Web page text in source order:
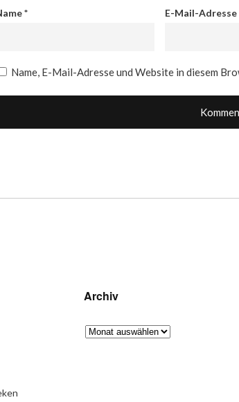
* E-Mail-Adresse
Name, E-Mail-Adresse und Website in diesem
Archiv